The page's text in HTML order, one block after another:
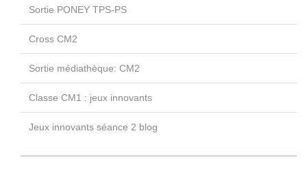
Sortie PONEY TPS-PS
Cross CM2
Sortie médiathèque: CM2
Classe CM1 : jeux innovants
Jeux innovants séance 2 blog